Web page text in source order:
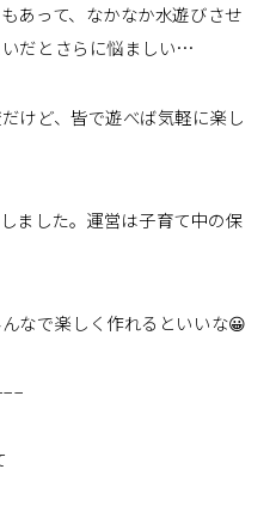
あって、なかなか水遊びさせ
だとさらに悩ましい…
けど、皆で遊べば気軽に楽し
ました。運営は子育て中の保
なで楽しく作れるといいな😀